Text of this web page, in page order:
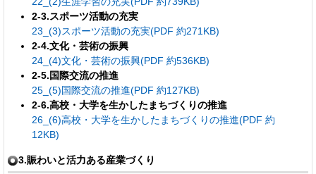
2-3.スポーツ活動の充実
23_(3)スポーツ活動の充実(PDF 約271KB)
2-4.文化・芸術の振興
24_(4)文化・芸術の振興(PDF 約536KB)
2-5.国際交流の推進
25_(5)国際交流の推進(PDF 約127KB)
2-6.高校・大学を生かしたまちづくりの推進
26_(6)高校・大学を生かしたまちづくりの推進(PDF 約
12KB)
3.賑わいと活力ある産業づくり